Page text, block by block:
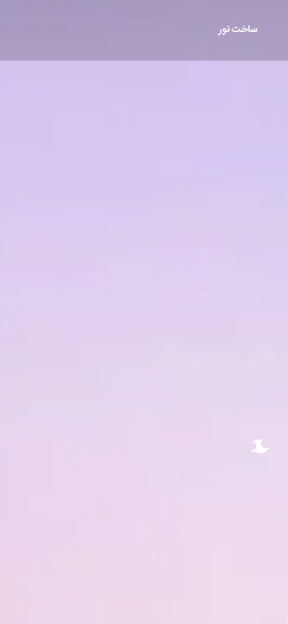
ساخت تور